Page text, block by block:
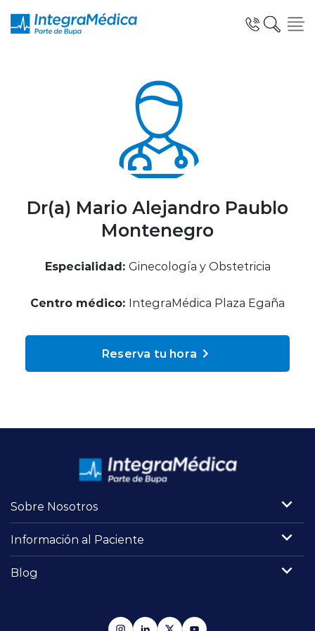
Especialidades y Servicios
Telemedicina Blua
Clínicas Dentales
Reserva de Horas
Mi Portal Bupa
Dr(a) Mario Alejandro Paublo
Montenegro
Especialidad: Ginecología y Obstetricia
Centro médico: IntegraMédica Plaza Egaña
Reserva tu hora
Sobre Nosotros
Información al Paciente
Blog